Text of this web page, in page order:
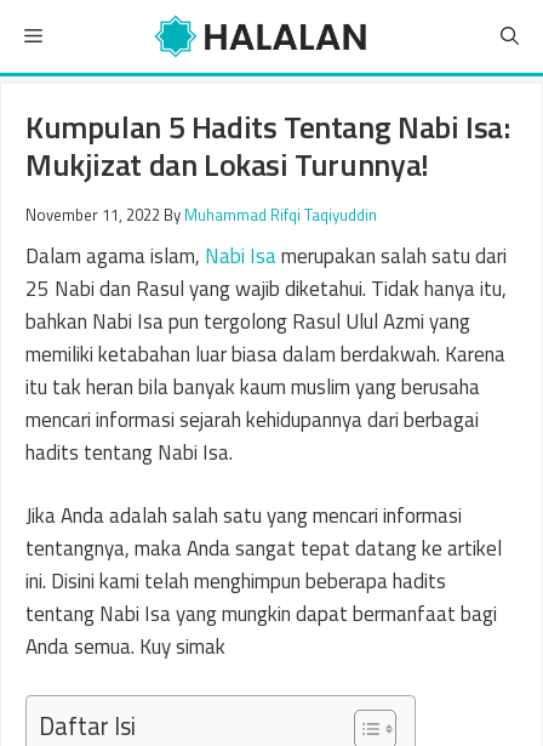
content
Menu
Kumpulan 5 Hadits Tentang Nabi Isa:
Mukjizat dan Lokasi Turunnya!
November 11, 2022 By Muhammad Rifqi Taqiyuddin
Dalam agama islam, Nabi Isamerupakan salah satu dari
25 Nabi dan Rasul yang wajib diketahui. Tidak hanya itu,
bahkan Nabi Isa pun tergolong Rasul Ulul Azmi yang
memiliki ketabahan luar biasa dalam berdakwah. Karena
itu tak heran bila banyak kaum muslim yang berusaha
mencari informasi sejarah kehidupannya dari berbagai
hadits tentang Nabi Isa.
Jika Anda adalah salah satu yang mencari informasi
tentangnya, maka Anda sangat tepat datang ke artikel
ini. Disini kami telah menghimpun beberapa hadits
tentang Nabi Isa yang mungkin dapat bermanfaat bagi
Anda semua. Kuy simak
Daftar Isi